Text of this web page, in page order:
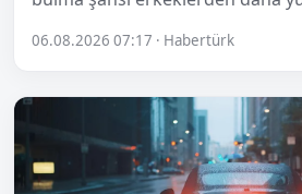
06.08.2026 07:17 · Habertürk